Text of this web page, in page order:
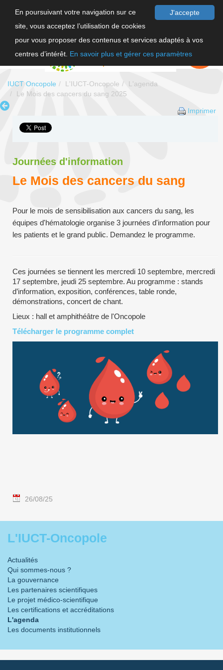
J'accepte
En poursuivant votre navigation sur ce
site, vous acceptez l’utilisation de cookies
pour vous proposer des contenus et services adaptés à vos
centres d’intérêt. En savoir plus et gérer ces paramètres
FAIRE UN
DON
IUCT Oncopole L'IUCT-Oncopole
L'agenda
Le Mois des cancers du sang 2025
Imprimer
Journées d'information
Le Mois des cancers du sang
Pour le mois de sensibilisation aux cancers du sang, les
équipes d'hématologie organise 3 journées d'information pour
les patients et le grand public. Demandez le programme.
Ces journées se tiennent les mercredi 10 septembre, mercredi
17 septembre, jeudi 25 septembre. Au programme : stands
d’information, exposition, conférences, table ronde,
démonstrations, concert de chant.
Lieux : hall et amphithéâtre de l'Oncopole
Télécharger le programme complet
26/08/25
L'IUCT-Oncopole
Actualités
Qui sommes-nous ?
La gouvernance
Les partenaires scientifiques
Le projet médico-scientifique
Les certifications et accréditations
L'agenda
Les documents institutionnels